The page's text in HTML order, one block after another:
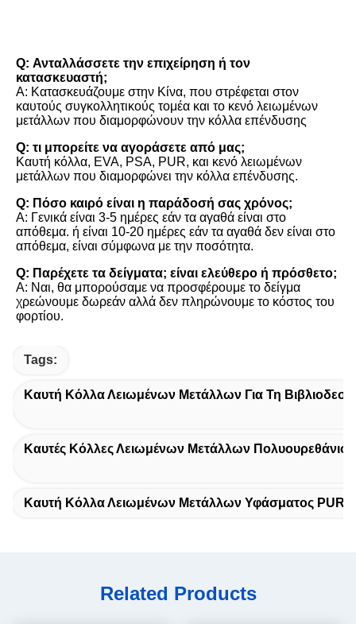
Q: Ανταλλάσσετε την επιχείρηση ή τον
κατασκευαστή;
Α: Κατασκευάζουμε στην Κίνα, που στρέφεται στον
καυτούς συγκολλητικούς τομέα και το κενό λειωμένων
μετάλλων που διαμορφώνουν την κόλλα επένδυσης
Q: τι μπορείτε να αγοράσετε από μας;
Καυτή κόλλα, EVA, PSA, PUR, και κενό λειωμένων
μετάλλων που διαμορφώνει την κόλλα επένδυσης.
Q: Πόσο καιρό είναι η παράδοσή σας χρόνος;
Α: Γενικά είναι 3-5 ημέρες εάν τα αγαθά είναι στο
απόθεμα. ή είναι 10-20 ημέρες εάν τα αγαθά δεν είναι στο
απόθεμα, είναι σύμφωνα με την ποσότητα.
Q: Παρέχετε τα δείγματα; είναι ελεύθερο ή πρόσθετο;
Α: Ναι, θα μπορούσαμε να προσφέρουμε το δείγμα
χρεώνουμε δωρεάν αλλά δεν πληρώνουμε το κόστος του
φορτίου.
Tags:
Καυτή Κόλλα Λειωμένων Μετάλλων Για Τη
Καυτές Κόλλες Λειωμένων Μετάλλων
Καυτή Κόλλα Λειωμένων Μετάλλων Υφάσματος PUR
Related Products